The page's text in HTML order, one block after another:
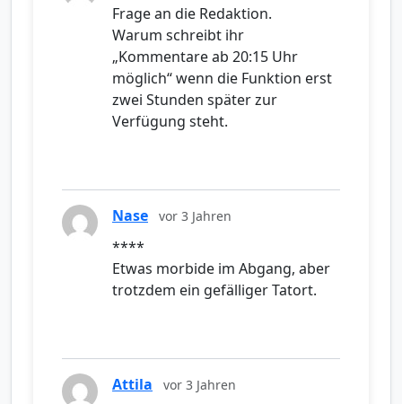
Frage an die Redaktion.
Warum schreibt ihr
„Kommentare ab 20:15 Uhr
möglich“ wenn die Funktion erst
zwei Stunden später zur
Verfügung steht.
Nase vor 3 Jahren
****
Etwas morbide im Abgang, aber
trotzdem ein gefälliger Tatort.
Attila vor 3 Jahren